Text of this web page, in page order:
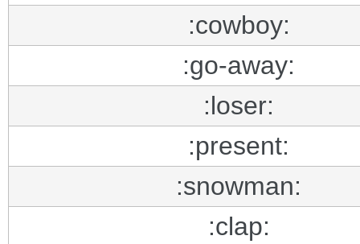
:cowboy:
:go-away:
:loser:
:present:
:snowman:
:clap: